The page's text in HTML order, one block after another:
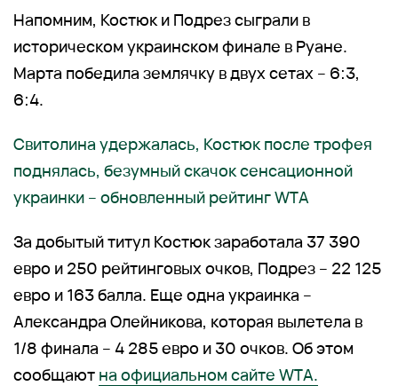
Напомним, Костюк и Подрез сыграли в
историческом украинском финале в Руане.
Марта победила землячку в двух сетах – 6:3,
6:4.
Свитолина удержалась, Костюк после трофея
поднялась, безумный скачок сенсационной
украинки – обновленный рейтинг WTA
За добытый титул Костюк заработала 37 390
евро и 250 рейтинговых очков, Подрез – 22 125
евро и 163 балла. Еще одна украинка –
Александра Олейникова, которая вылетела в
1/8 финала – 4 285 евро и 30 очков. Об этом
сообщают на официальном сайте WTA.